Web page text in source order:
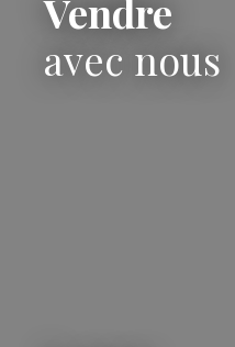
Vendre
avec nous